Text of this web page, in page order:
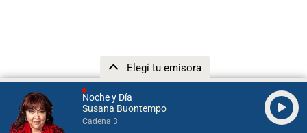
Noche y Día
Susana Buontempo
Cadena 3
Elegí tu emisora